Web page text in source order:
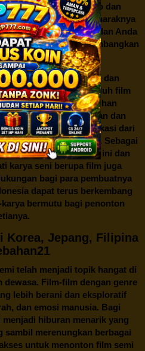
dengan risiko dan
dibahas sebelumnya, maraknya
kontroversi, dan Anda
bijak dalam mempertimbangkan
tersebut.
industri hiburan dan
dan mengunduh film
menjadi sebuah pilihan
kenyamanan dan
harus memahami implikasi dari
industri perfilman. Sebagai
platform ini dan
karya seni berupa film juga
bagi para pembuatnya
dapat terus berkembang
bermutu bagi penonton
Korea, Jepang, Filipina
telah menjadi topik hangat di
dewasa. Film-film dengan genre
lebih berani dan eksploratif
dan emosi manusia. Bagi
hiburan menarik yang
sambil merenungkan berbagai
untuk menonton film semi